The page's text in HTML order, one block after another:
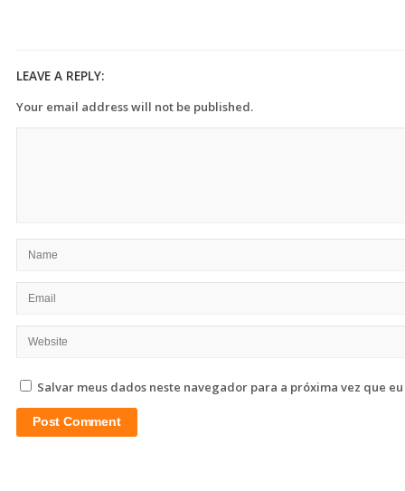
LEAVE A REPLY:
Your email address will not be published.
Salvar meus dados neste navegador para a próxima vez que